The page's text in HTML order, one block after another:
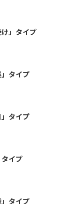
」タイプ
タイプ
タイプ
イプ
タイプ